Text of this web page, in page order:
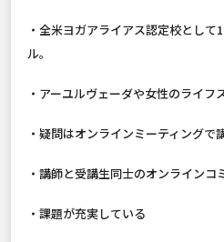
・全米ヨガアライアス認定校として
ル。
・アーユルヴェーダや女性のライフ
・疑問はオンラインミーティングで
・講師と受講生同士のオンラインコ
・課題が充実している